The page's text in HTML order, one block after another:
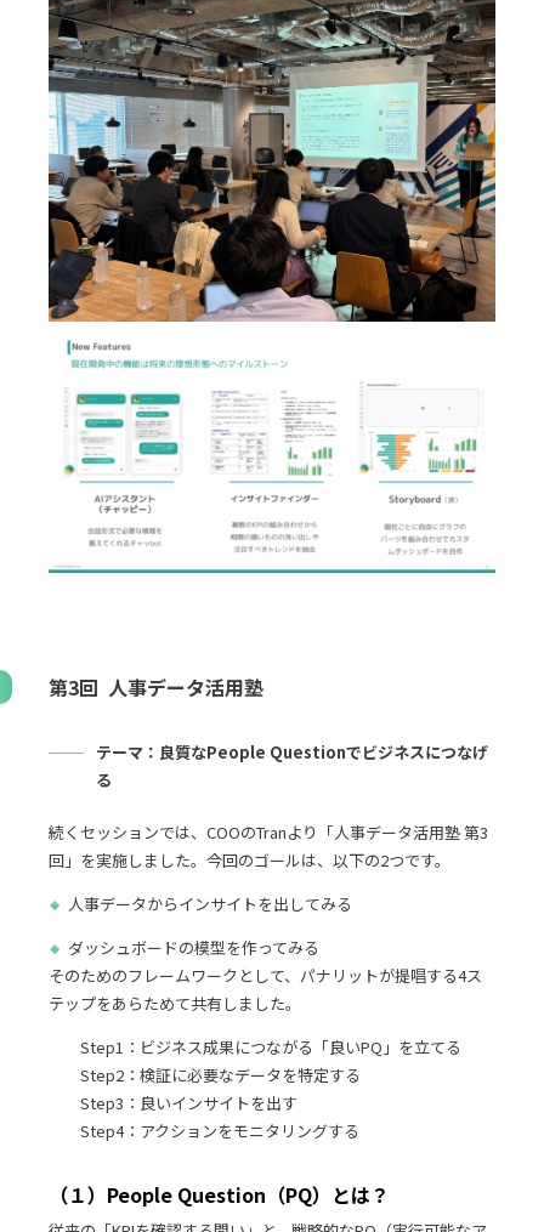
第3回 人事データ活用塾
テーマ：良質なPeople Questionでビジネスにつなげ
る
続くセッションでは、COOのTranより「人事データ活用塾 第3
回」を実施しました。今回のゴールは、以下の2つです。
人事データからインサイトを出してみる
ダッシュボードの模型を作ってみる
そのためのフレームワークとして、パナリットが提唱する4ス
テップをあらためて共有しました。
Step1：ビジネス成果につながる「良いPQ」を立てる
Step2：検証に必要なデータを特定する
Step3：良いインサイトを出す
Step4：アクションをモニタリングする
（１）People Question（PQ）とは？